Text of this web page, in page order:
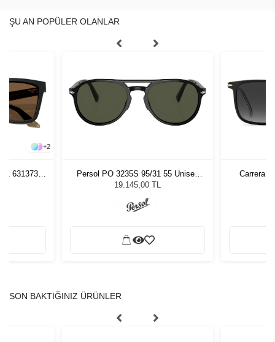
ŞU AN POPÜLER OLANLAR
+2
631373
Persol PO 3235S 95/31 55 Unisex
Güneş Gözlüğü
19.145,00 TL
Carrera
SON BAKTIĞINIZ ÜRÜNLER